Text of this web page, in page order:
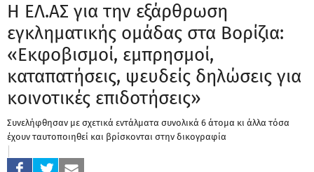
Η ΕΛ.ΑΣ για την εξάρθρωση
εγκληματικής ομάδας στα Βορίζια:
«Εκφοβισμοί, εμπρησμοί,
καταπατήσεις, ψευδείς δηλώσεις για
κοινοτικές επιδοτήσεις»
Συνελήφθησαν με σχετικά εντάλματα συνολικά 6 άτομα κι άλλα τόσα
έχουν ταυτοποιηθεί και βρίσκονται στην δικογραφία